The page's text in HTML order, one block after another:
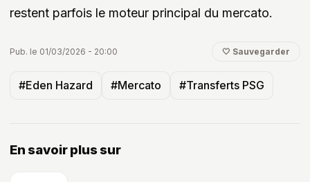
restent parfois le moteur principal du mercato.
Pub. le 01/03/2026 - 20:00 🤍 Sauvegarder
#Eden Hazard #Mercato #Transferts PSG
En savoir plus sur